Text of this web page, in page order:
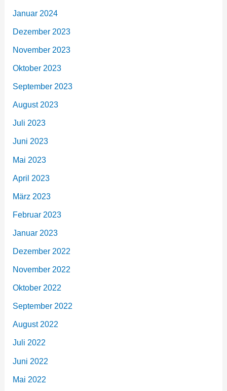
Januar 2024
Dezember 2023
November 2023
Oktober 2023
September 2023
August 2023
Juli 2023
Juni 2023
Mai 2023
April 2023
März 2023
Februar 2023
Januar 2023
Dezember 2022
November 2022
Oktober 2022
September 2022
August 2022
Juli 2022
Juni 2022
Mai 2022